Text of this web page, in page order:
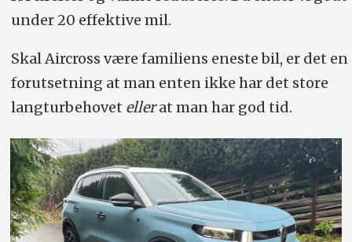
under 20 effektive mil.
Skal Aircross være familiens eneste bil, er det en
forutsetning at man enten ikke har det store
langturbehovet ellerat man har god tid.